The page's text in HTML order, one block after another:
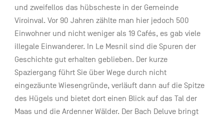
und zweifellos das hübscheste in der Gemeinde
Viroinval. Vor 90 Jahren zählte man hier jedoch 500
Einwohner und nicht weniger als 19 Cafés, es gab viele
illegale Einwanderer. In Le Mesnil sind die Spuren der
Geschichte gut erhalten geblieben. Der kurze
Spaziergang führt Sie über Wege durch nicht
eingezäunte Wiesengründe, verläuft dann auf die Spitze
des Hügels und bietet dort einen Blick auf das Tal der
Maas und die Ardenner Wälder. Der Bach Deluve bringt